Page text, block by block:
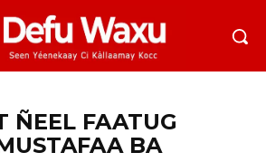
ÑEEL FAATUG
BA